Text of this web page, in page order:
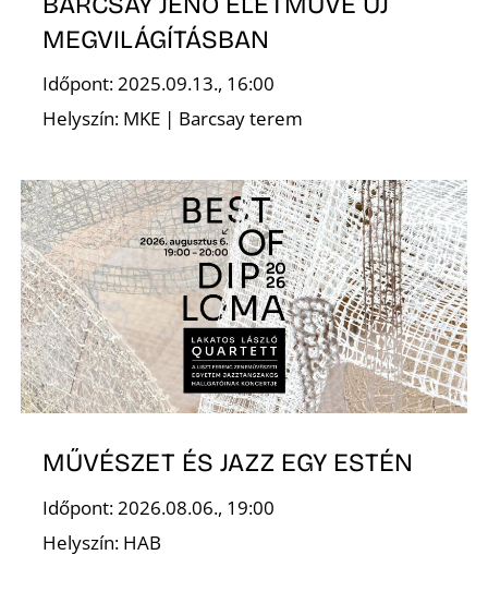
MEGVILÁGÍTÁSBAN
Időpont: 2025.09.13., 16:00
Helyszín: MKE | Barcsay terem
MŰVÉSZET ÉS JAZZ EGY ESTÉN
Időpont: 2026.08.06., 19:00
Helyszín: HAB